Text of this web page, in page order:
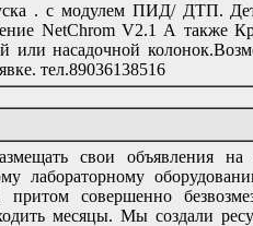
. с модулем ПИД/ ДТП.
NetChrom V2.1 А также
насадочной
тел.89036138516
свои объявления на
лабораторному
притом совершенно
месяцы. Мы создали